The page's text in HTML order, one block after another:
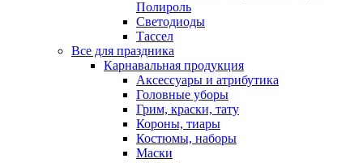
Полироль
Светодиоды
Тассел
Все для праздника
Карнавальная продукция
Аксессуары и атрибутика
Головные уборы
Грим, краски, тату
Короны, тиары
Костюмы, наборы
Маски